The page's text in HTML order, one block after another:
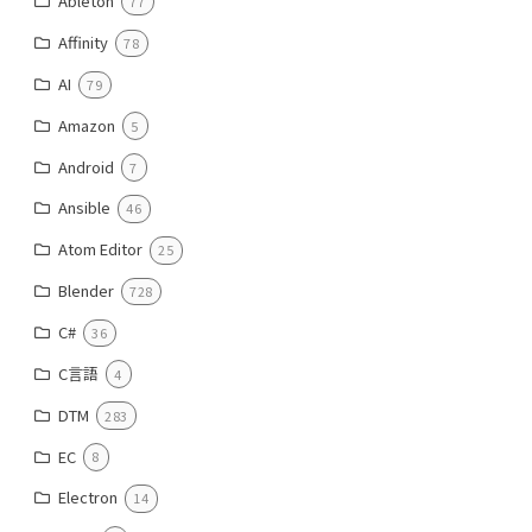
Affinity 78
AI 79
Amazon 5
Android 7
Ansible 46
Atom Editor 25
Blender 728
C# 36
C言語 4
DTM 283
EC 8
Electron 14